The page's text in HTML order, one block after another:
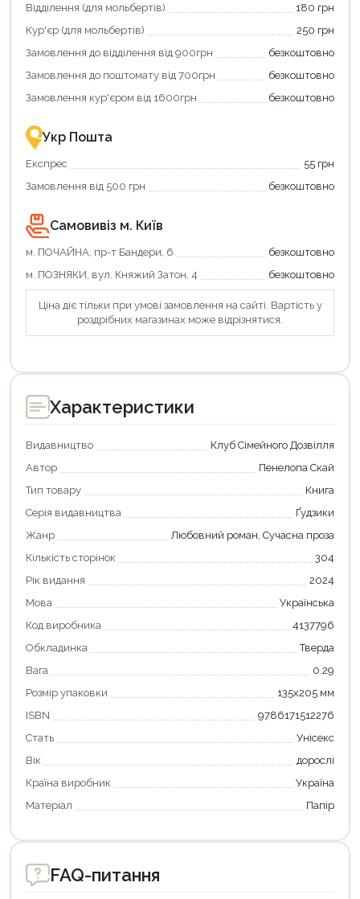
Відділення (для мольбертів)
180 грн
Кур'єр (для мольбертів)
250 грн
Замовлення до відділення від 900грн
безкоштовно
Замовлення до поштомату від 700грн
безкоштовно
Замовлення кур'єром від 1600грн
безкоштовно
Укр Пошта
Експрес
55 грн
Замовлення від 500 грн
безкоштовно
Самовивіз м. Київ
м. ПОЧАЙНА, пр-т Бандери, 6
безкоштовно
м. ПОЗНЯКИ, вул. Княжий Затон, 4
безкоштовно
Ціна діє тільки при умові замовлення на сайті. Вартість у
роздрібних магазинах може відрізнятися.
Характеристики
Видавництво
Клуб Сімейного Дозвілля
Автор
Пенелопа Скай
Тип товару
Книга
Серія видавництва
Ґудзики
Жанр
Любовний роман, Сучасна проза
Кількість сторінок
304
Рік видання
2024
Мова
Українська
Код виробника
4137796
Обкладинка
Тверда
Вага
0.29
Розмір упаковки
135х205 мм
ISBN
9786171512276
Стать
Унісекс
Вік
дорослі
Країна виробник
Україна
Матеріал
Папір
FAQ-питання